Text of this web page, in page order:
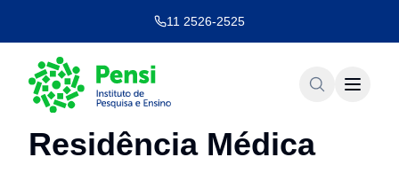
11 2526-2525
Residência Médica